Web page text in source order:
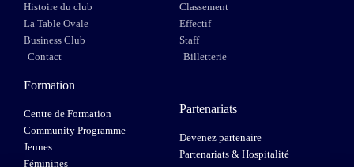
Histoire du club
La Table Ovale
Business Club
Contact
Classement
Effectif
Staff
Billetterie
Formation
Centre de Formation
Community Programme
Jeunes
Féminines
Partenariats
Devenez partenaire
Partenariats & Hospitalité